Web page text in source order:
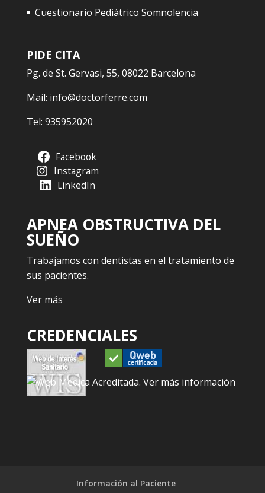
Cuestionario Pediátrico Somnolencia
PIDE CITA
Pg. de St. Gervasi, 55, 08022 Barcelona
Mail: info@doctorferre.com
Tel: 935952020
Facebook
Instagram
LinkedIn
APNEA OBSTRUCTIVA DEL
SUEÑO
Trabajamos con dentistas en el tratamiento de
sus pacientes.
Ver más
CREDENCIALES
Información al Paciente